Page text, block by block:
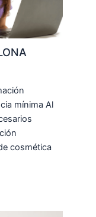
mínima Al
cosmética